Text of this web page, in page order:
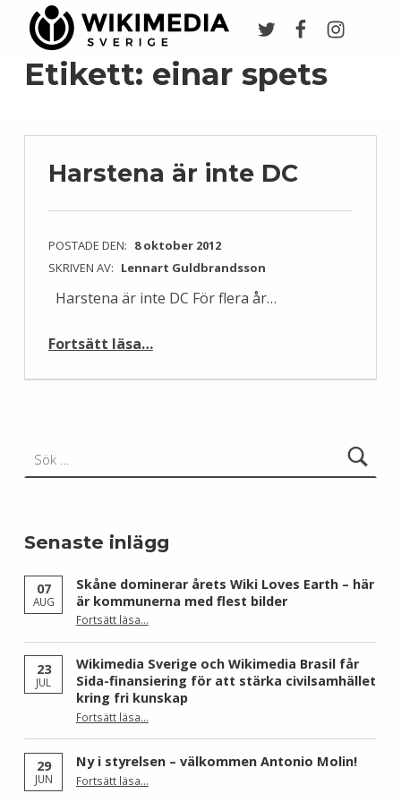
Etikett: einar spets
Harstena är inte DC
POSTADE DEN: 8 oktober 2012
SKRIVEN AV: Lennart Guldbrandsson
Harstena är inte DC För flera år…
Fortsätt läsa…
Senaste inlägg
07
AUG
Skåne dominerar årets Wiki Loves Earth – här
är kommunerna med flest bilder
Fortsätt läsa“Skåne dominerar årets Wiki Loves Earth – här är kommunerna med flest bilder”
…
23
JUL
Wikimedia Sverige och Wikimedia Brasil får
Sida-finansiering för att stärka civilsamhället
kring fri kunskap
Fortsätt läsa“Wikimedia Sverige och Wikimedia Brasil får Sida-finansiering för att stärka civilsamhället kring fri kunskap”
…
29
JUN
Ny i styrelsen – välkommen Antonio Molin!
Fortsätt läsa“Ny i styrelsen – välkommen Antonio Molin!”
…